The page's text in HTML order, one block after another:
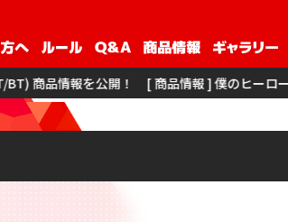
[ 商品情報 ] 僕のヒーローアカデミア NEW